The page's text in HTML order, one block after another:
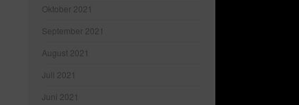
Oktober 2021
September 2021
August 2021
Juli 2021
Juni 2021